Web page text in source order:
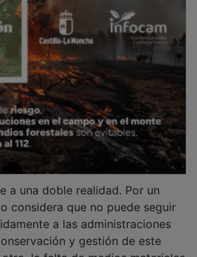
considera que no puede seguir
a las administraciones
y gestión de este
la falta de medios materiales